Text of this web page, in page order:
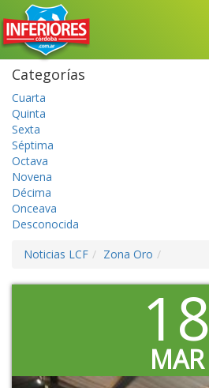
Categorías
Cuarta
Quinta
Sexta
Séptima
Octava
Novena
Décima
Onceava
Desconocida
Noticias LCF
Zona Oro
18
MAR